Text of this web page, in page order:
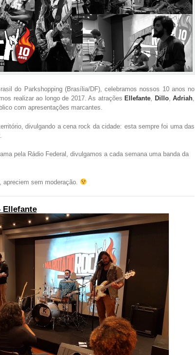
do Parkshopping (Brasília/DF), celebramos nossos 10 anos no
realizar ao longo de 2017. As atrações Ellefante, Dillo,Adriah,
com apresentações marcantes.
divulgando a cena rock da cidade: esta sempre foi uma das
pela Rádio Federal, divulgamos a cada semana uma banda da
sem moderação.
Ellefante